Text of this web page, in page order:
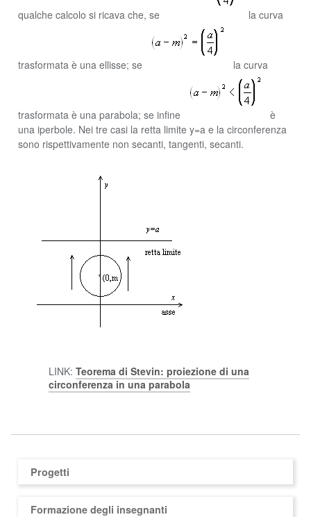
qualche calcolo si ricava che, se la curva
trasformata è una ellisse; se la curva
trasformata è una parabola; se infine
è
una iperbole. Nei tre casi la retta limite y=a e la circonferenza
sono rispettivamente non secanti, tangenti, secanti.
LINK: Teorema di Stevin: proiezione di una
circonferenza in una parabola
Progetti
Formazione degli insegnanti